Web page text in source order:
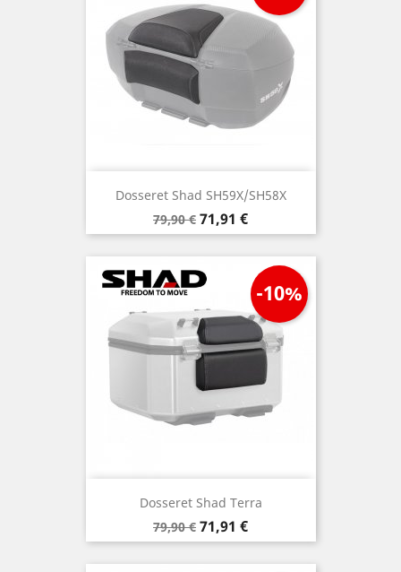
Dosseret Shad SH59X/SH58X
Prix
de
base
79,90 € Prix
71,91 €
Dosseret Shad Terra
Prix
de
base
79,90 €
-10%
Prix
71,91 €